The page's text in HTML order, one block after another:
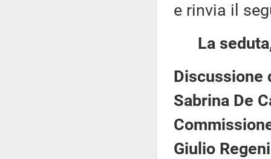
e rinvia il
La
Discussione
Sabrina De
Giulio